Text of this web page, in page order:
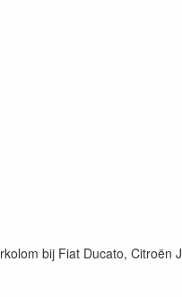
bij Fiat Ducato, Citroën